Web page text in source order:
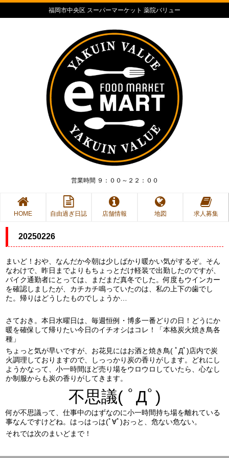
福岡市中央区 スーパーマーケット 薬院バリュー
営業時間 ９：００～２２：００
HOME 自由過ぎ日誌 店舗情報 地図 求人募集
20250226
まいど！おや、なんだか今朝は少しばかり暖かい気がするぞ。そん
なわけで、昨日までよりもちょっとだけ軽装で出勤したのですが、
バイク通勤者にとっては、まだまだ真冬でした。何度もウインカー
を確認しましたが、カチカチ鳴っていたのは、私の上下の歯でし
た。帰りはどうしたものでしょうか…
さておき。本日水曜日は、毎週恒例・博多一番どりの日！どうにか
暖を確保して帰りたい今日のイチオシはコレ！「本格炭火焼き鳥各
種」
ちょっと気が早いですが、お花見にはお酒と焼き鳥( ﾟДﾟ)店内で炭
火調理しておりますので、しっっかり炭の香りがします。どれにし
ようかなって、小一時間ほど売り場をウロウロしていたら、心なし
か制服からも炭の香りがしてきます。
不思議( ﾟДﾟ)
何が不思議って、仕事中のはずなのに小一時間持ち場を離れている
事なんですけどね。はっはっは(ﾟ∀ﾟ)おっと、危ない危ない。
それでは次のまいどまで！